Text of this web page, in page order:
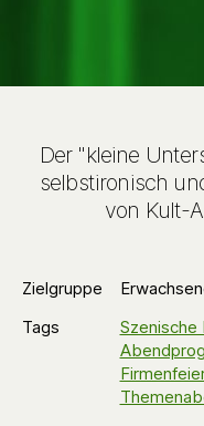
Der "kleine
selbstironisch
von Kult-
Zielgruppe
Tags
Szenische